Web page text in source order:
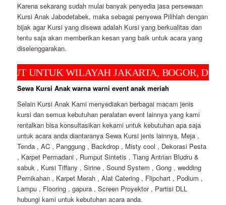
Karena sekarang sudah mulai banyak penyedia jasa persewaan
Kursi Anak Jabodetabek, maka sebagai penyewa Pilihlah dengan
bijak agar Kursi yang disewa adalah Kursi yang berkualitas dan
tentu saja akan memberikan kesan yang baik untuk acara yang
diselenggarakan.
WILAYAH JAKARTA, BOGOR, DEPOK
Sewa Kursi Anak warna warni event anak meriah
Selain Kursi Anak Kami menyediakan berbagai macam jenis
kursi dan semua kebutuhan peralatan event lainnya yang kami
rentalkan bisa konsultasikan kekami untuk kebutuhan apa saja
untuk acara anda diantaranya Sewa Kursi jenis lainnya, Meja ,
Tenda , AC , Panggung , Backdrop , Misty cool , Dekorasi Pesta
, Karpet Permadani , Rumput Sintetis , Tiang Antrian Bludru &
sabuk , Kursi Tiffany , Sirine , Sound System , Gong , wedding
Pernikahan , Karpet Merah , Alat Catering , Flipchart , Podium ,
Lampu , Flooring , gapura , Screen Proyektor , Partisi DLL
hubungi kami untuk kebutuhan acara anda.